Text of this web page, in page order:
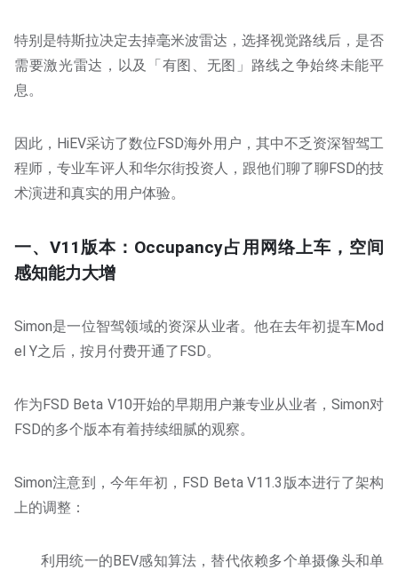
特别是特斯拉决定去掉毫米波雷达，选择视觉路线后，是否
需要激光雷达，以及「有图、无图」路线之争始终未能平
息。
因此，HiEV采访了数位FSD海外用户，其中不乏资深智驾工
程师，专业车评人和华尔街投资人，跟他们聊了聊FSD的技
术演进和真实的用户体验。
一、V11版本：Occupancy占用网络上车，空间
感知能力大增
Simon是一位智驾领域的资深从业者。他在去年初提车Mod
el Y之后，按月付费开通了FSD。
作为FSD Beta V10开始的早期用户兼专业从业者，Simon对
FSD的多个版本有着持续细腻的观察。
Simon注意到，今年年初，FSD Beta V11.3版本进行了架构
上的调整：
利用统一的BEV感知算法，替代依赖多个单摄像头和单